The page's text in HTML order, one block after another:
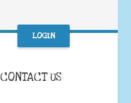
LOGIN
CONTACT US